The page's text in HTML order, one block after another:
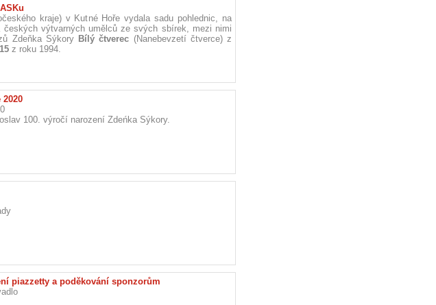
kraje) v Kutné Hoře vydala sadu pohlednic, na
českých výtvarných umělců ze svých sbírek, mezi nimi
Zdeňka Sýkory Bílý čtverec (Nanebevzetí čtverce) z
z roku 1994.
100. výročí narození Zdeńka Sýkory.
piazzetty a poděkování sponzorům